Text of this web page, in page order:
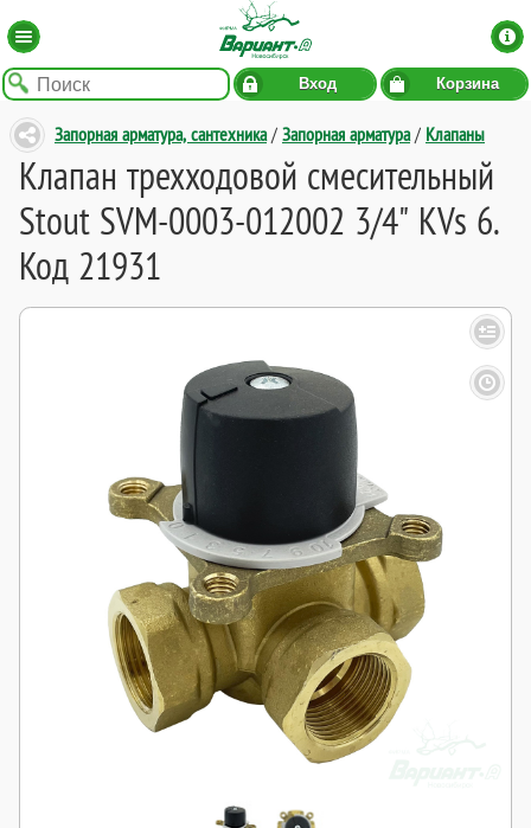
Вход Корзина
Запорная арматура, сантехника/ Запорная арматура/ Клапаны
Клапан трехходовой смесительный
Stout SVM-0003-012002 3/4" KVs 6.
Код 21931